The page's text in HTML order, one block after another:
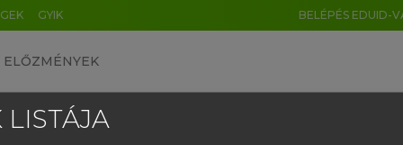
GYIK BELÉPÉS EDUID-
ELŐZMÉNYEK
LISTÁJA